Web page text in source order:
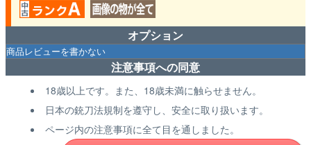
オプション
注意事項への同意
18歳以上です。また、18歳未満に触らせません。
日本の銃刀法規制を遵守し、安全に取り扱います。
ページ内の注意事項に全て目を通しました。